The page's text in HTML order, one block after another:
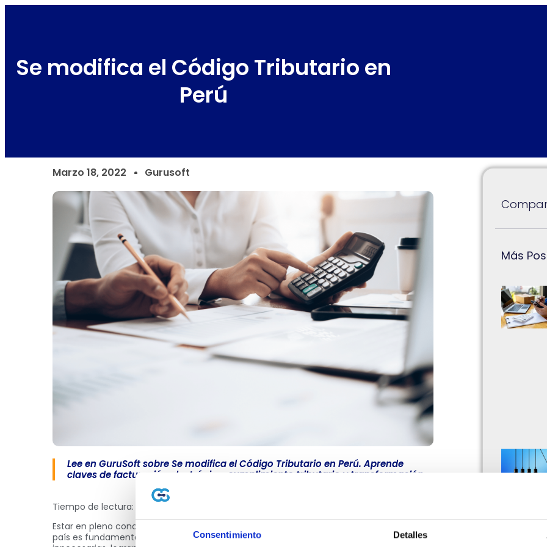
Consentimiento Detalles
Se modifica el Código Tributario en
Perú
Marzo 18, 2022 Gurusoft
Lee en GuruSoft sobre Se modifica el Código Tributario en Perú. Aprende
claves de facturación electrónica, cumplimiento tributario y transformación…
Tiempo de lectura: 4 minutos 📖⏱️
Estar en pleno conocimiento de las medidas adoptadas por el ente tributario de cada
país es fundamental para todo contribuyente, pues evita caer en sanciones
Más